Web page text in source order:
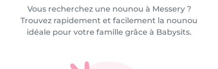
Vous recherchez une nounou à Messery ?
Trouvez rapidement et facilement la nounou
idéale pour votre famille grâce à Babysits.